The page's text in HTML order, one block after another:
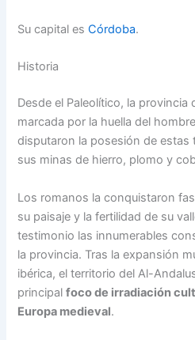
Su capital esCórdoba.
Historia
Desde el Paleolítico, la
marcada por la huella del
disputaron la posesión de estas
sus minas de hierro, plomo y
Los romanos la conquistaron
su paisaje y la fertilidad de su
testimonio las innumerables
la provincia. Tras la expansión
ibérica, el territorio del Al-
principalfoco de irradiación
Europa medieval.